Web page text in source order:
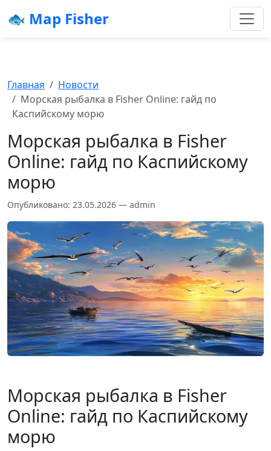
🐟 Map Fisher
Главная
Новости
Морская рыбалка в Fisher Online: гайд по
Каспийскому морю
Морская рыбалка в Fisher
Online: гайд по Каспийскому
морю
Опубликовано: 23.05.2026 — admin
Морская рыбалка в Fisher
Online: гайд по Каспийскому
морю